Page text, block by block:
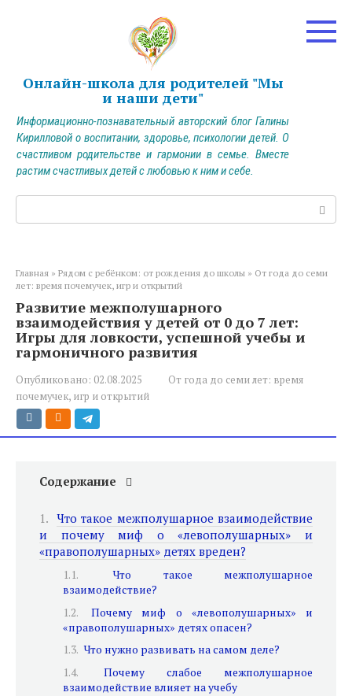
Онлайн-школа для родителей "Мы
и наши дети"
Информационно-познавательный авторский блог Галины
Кирилловой о воспитании, здоровье, психологии детей. О
счастливом родительстве и гармонии в семье. Вместе
растим счастливых детей с любовью к ним и себе.
Поиск:
Главная » Рядом с ребёнком: от рождения до школы » От года до семи
лет: время почемучек, игр и открытий
Развитие межполушарного
взаимодействия у детей от 0 до 7 лет:
Игры для ловкости, успешной учебы и
гармоничного развития
Опубликовано: 02.08.2025
От года до семи лет: время
почемучек, игр и открытий
Содержание
Что такое межполушарное взаимодействие
и почему миф о «левополушарных» и
«правополушарных» детях вреден?
Что такое межполушарное
взаимодействие?
Почему миф о «левополушарных» и
«правополушарных» детях опасен?
Что нужно развивать на самом деле?
Почему слабое межполушарное
взаимодействие влияет на учебу